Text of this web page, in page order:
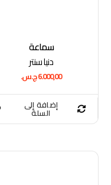
سماعة
دنيا سنتر
6.000,00ج.س.
إضافة إلى
السلة